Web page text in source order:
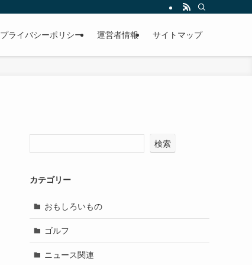
プライバシーポリシー 運営者情報 サイトマップ
検索
カテゴリー
おもしろいもの
ゴルフ
ニュース関連